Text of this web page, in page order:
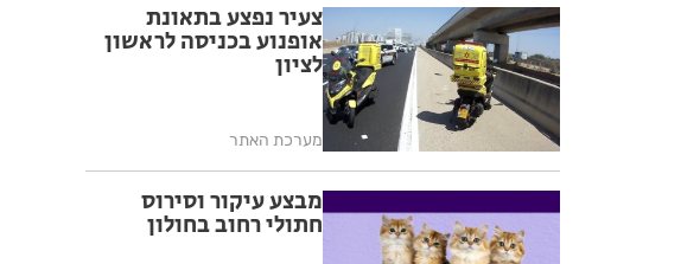
צעיר נפצע בתאונת
אופנוע בכניסה לראשון
לציון
מערכת האתר
מבצע עיקור וסירוס
חתולי רחוב בחולון